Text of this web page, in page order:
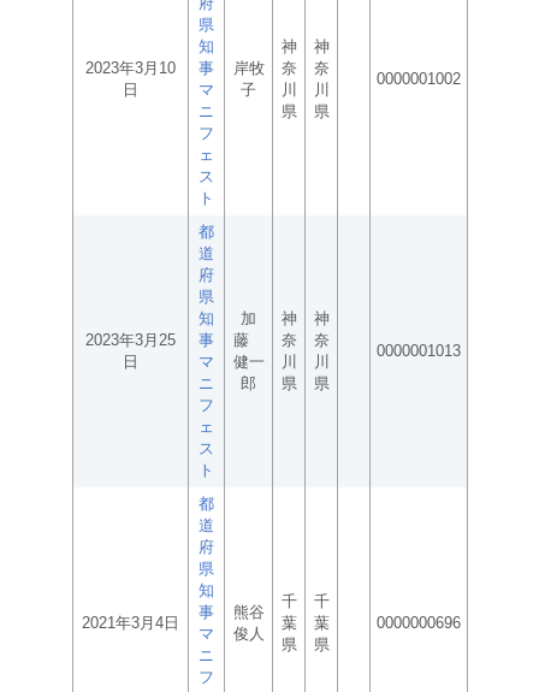
2023年3月10
日
県
知
事
マ
ニ
フ
ェ
ス
ト
岸牧
子
神
奈
川
県
神
奈
川
県
0000001002
2023年3月25
日
都
道
府
県
知
事
マ
ニ
フ
ェ
ス
ト
加
藤
健一
郎
神
奈
川
県
神
奈
川
県
0000001013
2021年3月4日
都
道
府
県
知
事
マ
ニ
フ
熊谷
俊人
千
葉
県
千
葉
県
0000000696